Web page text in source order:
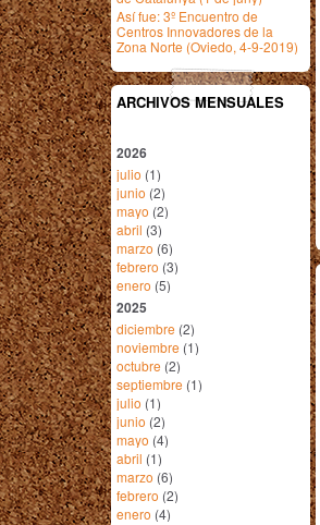
Así fue: 3º Encuentro de
Centros Innovadores de la
Zona Norte (Oviedo, 4-9-2019)
ARCHIVOS MENSUALES
2026
julio (1)
junio (2)
mayo (2)
abril (3)
marzo (6)
febrero (3)
enero (5)
2025
diciembre (2)
noviembre (1)
octubre (2)
septiembre (1)
julio (1)
junio (2)
mayo (4)
abril (1)
marzo (6)
febrero (2)
enero (4)